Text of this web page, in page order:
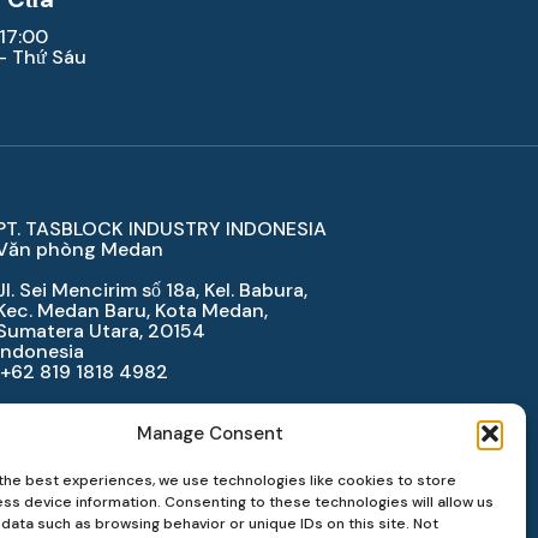
Manage Consent
best experiences, we use technologies like cookies to store
device information. Consenting to these technologies will allow us
such as browsing behavior or unique IDs on this site. Not
in
Thứ Sáu
TASBLOCK INDUSTRY INDONESIA
phòng Medan
Sei Mencirim số 18a, Kel. Babura,
Medan Baru, Kota Medan,
Utara, 20154
+62 819 1818 4982
TASBLOCK INDUSTRY INDONESIA
Nhà máy Serang
Raya Serang KM. 68.
Desa Julang, Kec. Cikande, Kab. Serang,
Indonesia
254 7951472